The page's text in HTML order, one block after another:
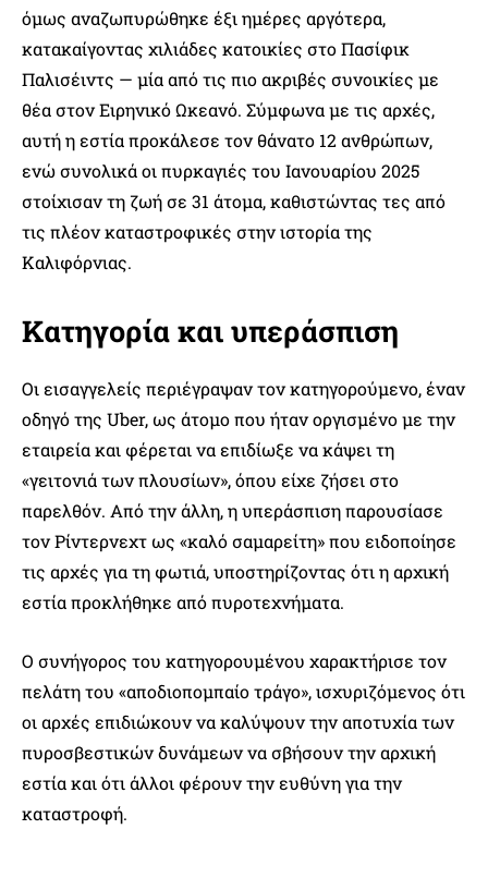
όμως αναζωπυρώθηκε έξι ημέρες αργότερα,
κατακαίγοντας χιλιάδες κατοικίες στο Πασίφικ
Παλισέιντς — μία από τις πιο ακριβές συνοικίες με
θέα στον Ειρηνικό Ωκεανό. Σύμφωνα με τις αρχές,
αυτή η εστία προκάλεσε τον θάνατο 12 ανθρώπων,
ενώ συνολικά οι πυρκαγιές του Ιανουαρίου 2025
στοίχισαν τη ζωή σε 31 άτομα, καθιστώντας τες από
τις πλέον καταστροφικές στην ιστορία της
Καλιφόρνιας.
Κατηγορία και υπεράσπιση
Οι εισαγγελείς περιέγραψαν τον κατηγορούμενο, έναν
οδηγό της Uber, ως άτομο που ήταν οργισμένο με την
εταιρεία και φέρεται να επιδίωξε να κάψει τη
«γειτονιά των πλουσίων», όπου είχε ζήσει στο
παρελθόν. Από την άλλη, η υπεράσπιση παρουσίασε
τον Ρίντερνεχτ ως «καλό σαμαρείτη» που ειδοποίησε
τις αρχές για τη φωτιά, υποστηρίζοντας ότι η αρχική
εστία προκλήθηκε από πυροτεχνήματα.
Ο συνήγορος του κατηγορουμένου χαρακτήρισε τον
πελάτη του «αποδιοπομπαίο τράγο», ισχυριζόμενος ότι
οι αρχές επιδιώκουν να καλύψουν την αποτυχία των
πυροσβεστικών δυνάμεων να σβήσουν την αρχική
εστία και ότι άλλοι φέρουν την ευθύνη για την
καταστροφή.